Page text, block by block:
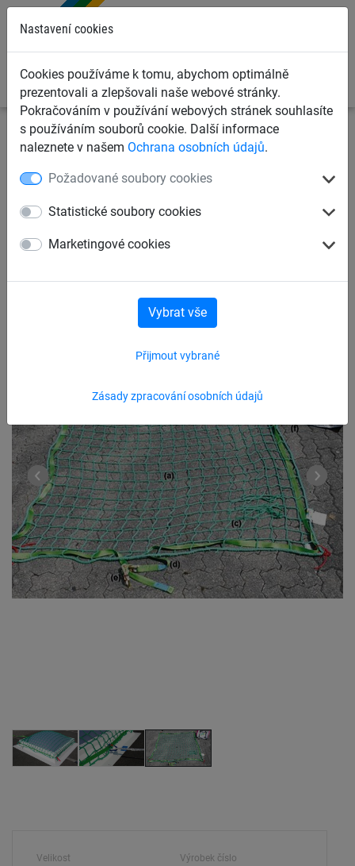
Nastavení cookies
Cookies používáme k tomu, abychom optimálně
prezentovali a zlepšovali naše webové stránky.
Pokračováním v používání webových stránek souhlasíte
s používáním souborů cookie. Další informace
naleznete v našem Ochrana osobních údajů.
Požadované soubory cookies
Statistické soubory cookies
Marketingové cookies
Zásady zpracování osobních údajů
Přijmout vybrané
Vybrat vše
Záchytné bezpečnostní sítě
Záchytné sítě proti pádu
Sítě na světlíky 2 x 2 m
Velikost Výrobek číslo